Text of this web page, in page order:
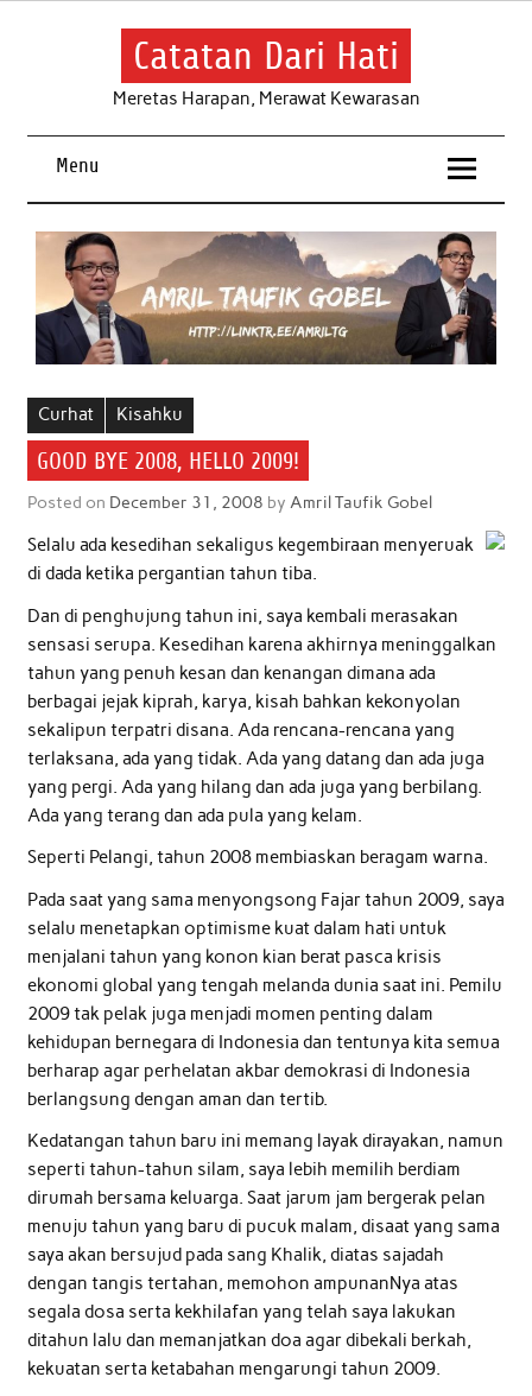
Skip
Catatan Dari Hati
Meretas Harapan, Merawat Kewarasan
Menu
Curhat Kisahku
GOOD BYE 2008, HELLO 2009!
Posted on December 31, 2008 by Amril Taufik Gobel
Selalu ada kesedihan sekaligus kegembiraan menyeruak
di dada ketika pergantian tahun tiba.
Dan di penghujung tahun ini, saya kembali merasakan
sensasi serupa. Kesedihan karena akhirnya meninggalkan
tahun yang penuh kesan dan kenangan dimana ada
berbagai jejak kiprah, karya, kisah bahkan kekonyolan
sekalipun terpatri disana. Ada rencana-rencana yang
terlaksana, ada yang tidak. Ada yang datang dan ada juga
yang pergi. Ada yang hilang dan ada juga yang berbilang.
Ada yang terang dan ada pula yang kelam.
Seperti Pelangi, tahun 2008 membiaskan beragam warna.
Pada saat yang sama menyongsong Fajar tahun 2009, saya
selalu menetapkan optimisme kuat dalam hati untuk
menjalani tahun yang konon kian berat pasca krisis
ekonomi global yang tengah melanda dunia saat ini. Pemilu
2009 tak pelak juga menjadi momen penting dalam
kehidupan bernegara di Indonesia dan tentunya kita semua
berharap agar perhelatan akbar demokrasi di Indonesia
berlangsung dengan aman dan tertib.
Kedatangan tahun baru ini memang layak dirayakan, namun
seperti tahun-tahun silam, saya lebih memilih berdiam
dirumah bersama keluarga. Saat jarum jam bergerak pelan
menuju tahun yang baru di pucuk malam, disaat yang sama
saya akan bersujud pada sang Khalik, diatas sajadah
dengan tangis tertahan, memohon ampunanNya atas
segala dosa serta kekhilafan yang telah saya lakukan
ditahun lalu dan memanjatkan doa agar dibekali berkah,
kekuatan serta ketabahan mengarungi tahun 2009.